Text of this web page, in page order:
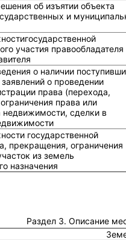
об изъятии объекта
и
участия правообладателя
о наличии
о проведении
права (перехода,
права или
сделки в
государственной
прекращения, ограничения
из земель
назначения
Раздел 3. Описание